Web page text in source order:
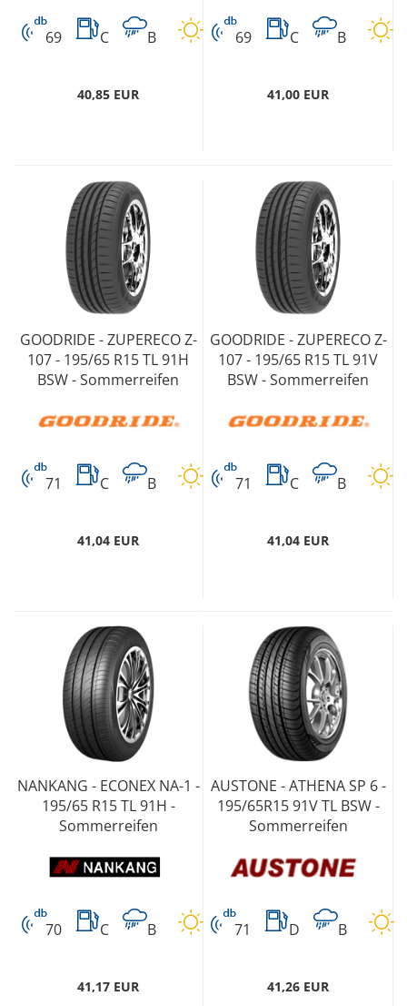
69 C B
40,85 EUR
69 C B
41,00 EUR
GOODRIDE - ZUPERECO Z-
107 - 195/65 R15 TL 91H
BSW - Sommerreifen
71 C B
41,04 EUR
GOODRIDE - ZUPERECO Z-
107 - 195/65 R15 TL 91V
BSW - Sommerreifen
71 C B
41,04 EUR
NANKANG - ECONEX NA-1 -
195/65 R15 TL 91H -
Sommerreifen
70 C B
41,17 EUR
AUSTONE - ATHENA SP 6 -
195/65R15 91V TL BSW -
Sommerreifen
71 D B
41,26 EUR